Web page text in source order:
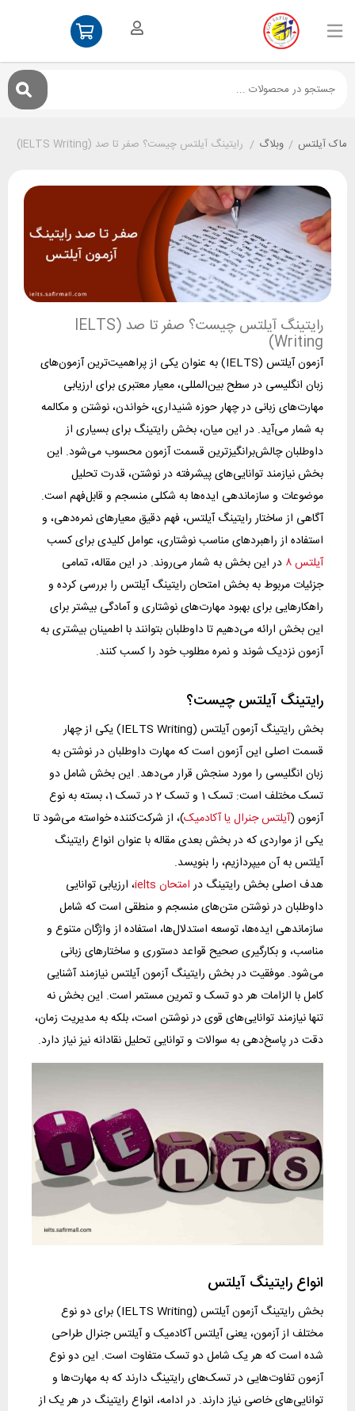
ماک آیلتس / وبلاگ / رایتینگ آیلتس چیست؟ صفر تا صد (IELTS Writing)
رایتینگ آیلتس چیست؟ صفر تا صد (IELTS
Writing)
آزمون آیلتس (IELTS) به عنوان یکی از پراهمیت‌ترین آزمون‌های
زبان انگلیسی در سطح بین‌المللی، معیار معتبری برای ارزیابی
مهارت‌های زبانی در چهار حوزه شنیداری، خواندن، نوشتن و مکالمه
به شمار می‌آید. در این میان، بخش رایتینگ برای بسیاری از
داوطلبان چالش‌برانگیزترین قسمت آزمون محسوب می‌شود. این
بخش نیازمند توانایی‌های پیشرفته در نوشتن، قدرت تحلیل
موضوعات و سازماندهی ایده‌ها به شکلی منسجم و قابل‌فهم است.
آگاهی از ساختار رایتینگ آیلتس، فهم دقیق معیارهای نمره‌دهی، و
استفاده از راهبردهای مناسب نوشتاری، عوامل کلیدی برای کسب
آیلتس ۸
در این بخش به شمار می‌روند. در این مقاله، تمامی
جزئیات مربوط به بخش امتحان رایتینگ آیلتس را بررسی کرده و
راهکارهایی برای بهبود مهارت‌های نوشتاری و آمادگی بیشتر برای
این بخش ارائه می‌دهیم تا داوطلبان بتوانند با اطمینان بیشتری به
آزمون نزدیک شوند و نمره مطلوب خود را کسب کنند.
رایتینگ آیلتس چیست؟
بخش رایتینگ آزمون آیلتس (IELTS Writing) یکی از چهار
قسمت اصلی این آزمون است که مهارت داوطلبان در نوشتن به
زبان انگلیسی را مورد سنجش قرار می‌دهد. این بخش شامل دو
تسک مختلف است: تسک 1 و تسک 2 در تسک 1، بسته به نوع
آزمون (آیلتس جنرال یا آکادمیک)، از شرکت‌کننده خواسته می‌شود تا
یکی از مواردی که در بخش بعدی مقاله با عنوان انواع رایتینگ
آیلتس به آن میپردازیم، را بنویسد.
هدف اصلی بخش رایتینگ درامتحان ielts
، ارزیابی توانایی
داوطلبان در نوشتن متن‌های منسجم و منطقی است که شامل
سازماندهی ایده‌ها، توسعه استدلال‌ها، استفاده از واژگان متنوع و
مناسب، و بکارگیری صحیح قواعد دستوری و ساختارهای زبانی
می‌شود. موفقیت در بخش رایتینگ آزمون آیلتس نیازمند آشنایی
کامل با الزامات هر دو تسک و تمرین مستمر است. این بخش نه
تنها نیازمند توانایی‌های قوی در نوشتن است، بلکه به مدیریت زمان،
دقت در پاسخ‌دهی به سوالات و توانایی تحلیل نقادانه نیز نیاز دارد.
انواع رایتینگ آیلتس
بخش رایتینگ آزمون آیلتس (IELTS Writing) برای دو نوع
مختلف از آزمون، یعنی آیلتس آکادمیک و آیلتس جنرال طراحی
شده است که هر یک شامل دو تسک متفاوت است. این دو نوع
آزمون تفاوت‌هایی در تسک‌های رایتینگ دارند که به مهارت‌ها و
توانایی‌های خاصی نیاز دارند. در ادامه، انواع رایتینگ در هر یک از